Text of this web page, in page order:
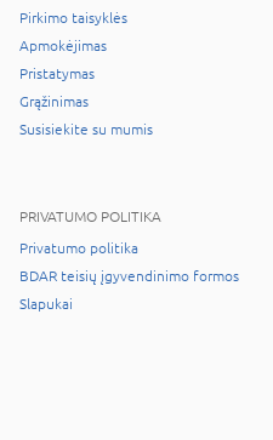
Pirkimo taisyklės
Apmokėjimas
Pristatymas
Grąžinimas
Susisiekite su mumis
PRIVATUMO POLITIKA
Privatumo politika
BDAR teisių įgyvendinimo formos
Slapukai